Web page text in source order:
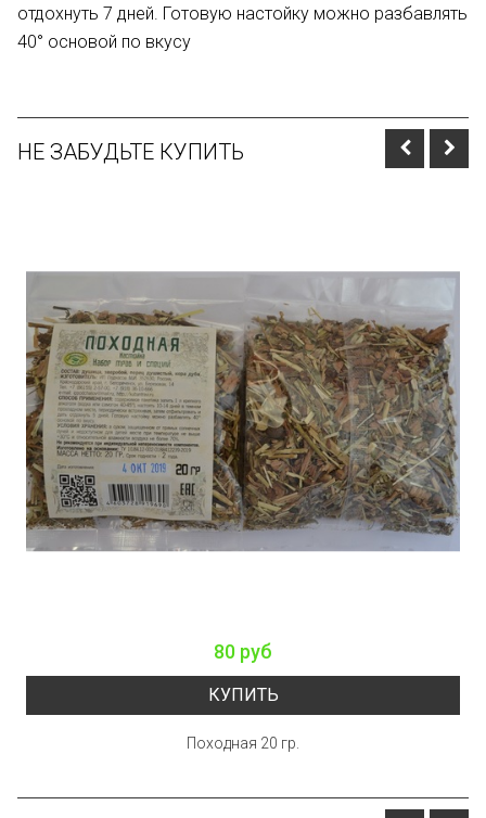
отдохнуть 7 дней. Готовую настойку можно разбавлять
40° основой по вкусу
НЕ ЗАБУДЬТЕ КУПИТЬ
80 руб
КУПИТЬ
Походная 20 гр.